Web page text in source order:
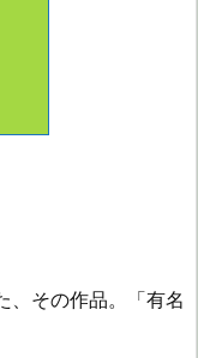
、その作品。「有名